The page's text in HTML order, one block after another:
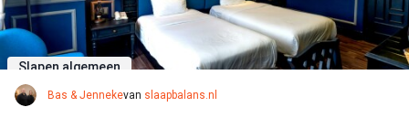
Slapen algemeen
Bas & Jennekevan slaapbalans.nl